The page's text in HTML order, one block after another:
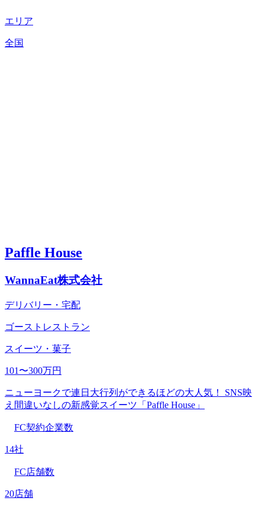
エリア
全国
Paffle House
WannaEat株式会社
デリバリー・宅配
ゴーストレストラン
スイーツ・菓子
101〜300万円
ニューヨークで連日大行列ができるほどの大人気！ SNS映
え間違いなしの新感覚スイーツ「Paffle House」
FC契約企業数
14社
FC店舗数
20店舗